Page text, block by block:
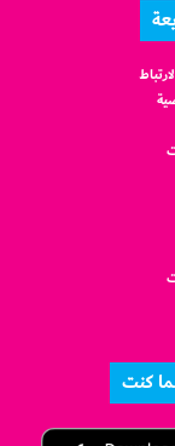
كنت